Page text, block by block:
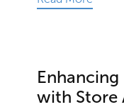
with Store